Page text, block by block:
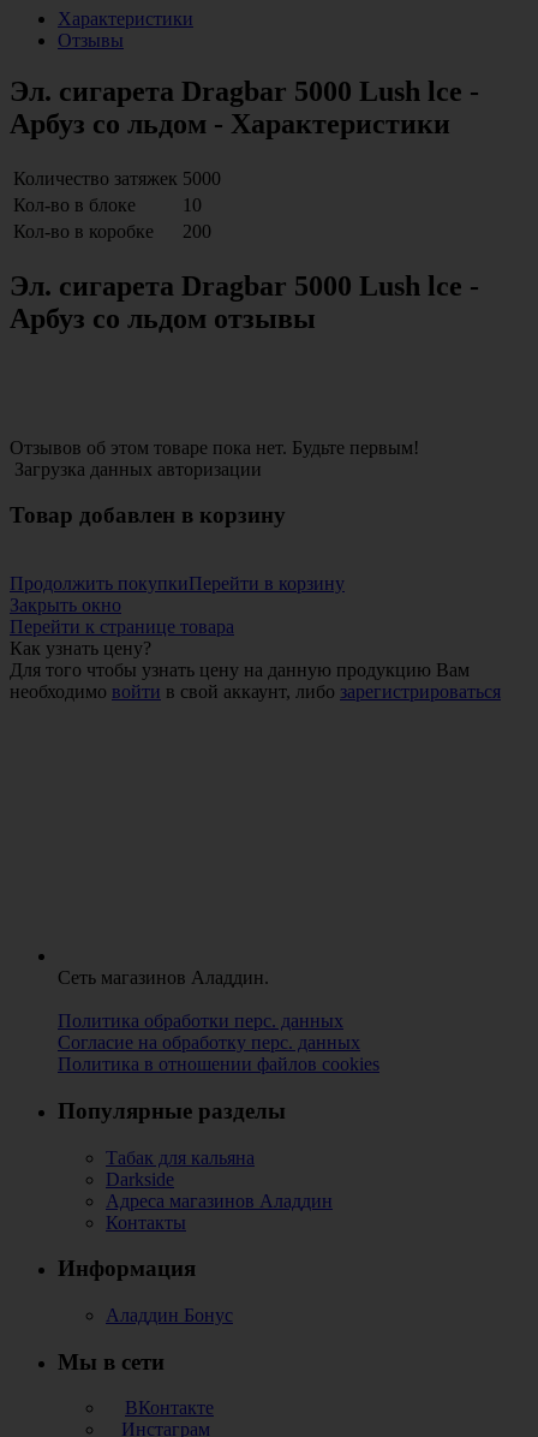
Характеристики
Отзывы
Эл. сигарета Dragbar 5000 Lush lce -
Арбуз со льдом - Характеристики
Количество затяжек 5000
Кол-во в блоке
10
Кол-во в коробке
200
Эл. сигарета Dragbar 5000 Lush lce -
Арбуз со льдом отзывы
Отзывов об этом товаре пока нет. Будьте первым!
Загрузка данных авторизации
Товар добавлен в корзину
Продолжить покупкиПерейти в корзину
Закрыть окно
Перейти к странице товара
Как узнать цену?
Для того чтобы узнать цену на данную продукцию Вам
необходимо войти в свой аккаунт, либо зарегистрироваться
Сеть магазинов Аладдин.
Политика обработки перс. данных
Согласие на обработку перс. данных
Политика в отношении файлов cookies
Популярные разделы
Табак для кальяна
Darkside
Адреса магазинов Аладдин
Контакты
Информация
Аладдин Бонус
Мы в сети
ВКонтакте
Инстаграм